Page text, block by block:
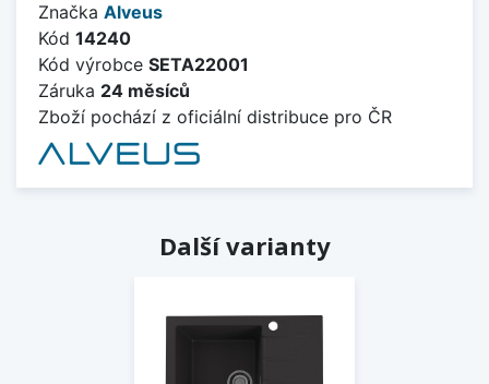
Značka Alveus
Kód 14240
Kód výrobce SETA22001
Záruka 24 měsíců
Zboží pochází z oficiální distribuce pro ČR
Další varianty